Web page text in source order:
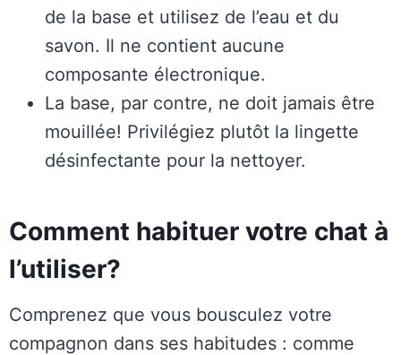
de la base et utilisez de l’eau et du
savon. Il ne contient aucune
composante électronique.
La base, par contre, ne doit jamais être
mouillée! Privilégiez plutôt la lingette
désinfectante pour la nettoyer.
Comment habituer votre chat à
l’utiliser?
Comprenez que vous bousculez votre
compagnon dans ses habitudes : comme